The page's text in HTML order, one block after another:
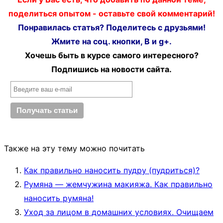
поделиться опытом - оставьте свой комментарий!
Понравилась статья? Поделитесь с друзьями!
Жмите на соц. кнопки, В и g+.
Хочешь быть в курсе самого интересного?
Подпишись на новости сайта.
Также на эту тему можно почитать
Как правильно наносить пудру (пудриться)?
Румяна — жемчужина макияжа. Как правильно
наносить румяна!
Уход за лицом в домашних условиях. Очищаем